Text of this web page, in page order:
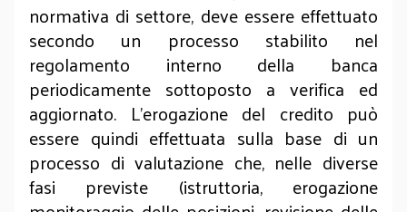
normativa di settore, deve essere effettuato
secondo un processo stabilito nel
regolamento interno della banca
periodicamente sottoposto a verifica ed
aggiornato. L’erogazione del credito può
essere quindi effettuata sulla base di un
processo di valutazione che, nelle diverse
fasi previste (istruttoria, erogazione